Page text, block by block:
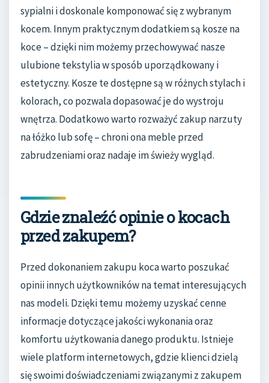
sypialni i doskonale komponować się z wybranym
kocem. Innym praktycznym dodatkiem są kosze na
koce – dzięki nim możemy przechowywać nasze
ulubione tekstylia w sposób uporządkowany i
estetyczny. Kosze te dostępne są w różnych stylach i
kolorach, co pozwala dopasować je do wystroju
wnętrza. Dodatkowo warto rozważyć zakup narzuty
na łóżko lub sofę – chroni ona meble przed
zabrudzeniami oraz nadaje im świeży wygląd.
Gdzie znaleźć opinie o kocach
przed zakupem?
Przed dokonaniem zakupu koca warto poszukać
opinii innych użytkowników na temat interesujących
nas modeli. Dzięki temu możemy uzyskać cenne
informacje dotyczące jakości wykonania oraz
komfortu użytkowania danego produktu. Istnieje
wiele platform internetowych, gdzie klienci dzielą
się swoimi doświadczeniami związanymi z zakupem